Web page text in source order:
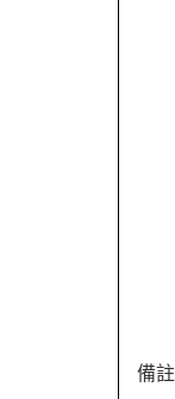
備註